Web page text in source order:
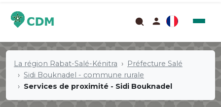
La région Rabat-Salé-Kénitra
Préfecture Salé
Sidi Bouknadel - commune rurale
Services de proximité - Sidi Bouknadel